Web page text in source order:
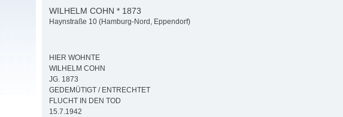
WILHELM COHN * 1873
Haynstraße 10 (Hamburg-Nord, Eppendorf)
HIER WOHNTE
WILHELM COHN
JG. 1873
GEDEMÜTIGT / ENTRECHTET
FLUCHT IN DEN TOD
15.7.1942